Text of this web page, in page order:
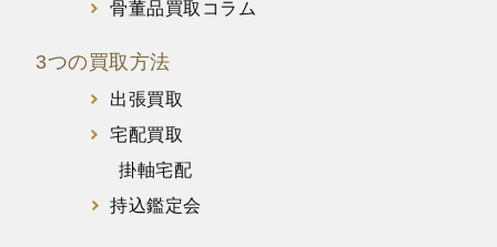
骨董品買取コラム
3つの買取方法
出張買取
宅配買取
掛軸宅配
持込鑑定会